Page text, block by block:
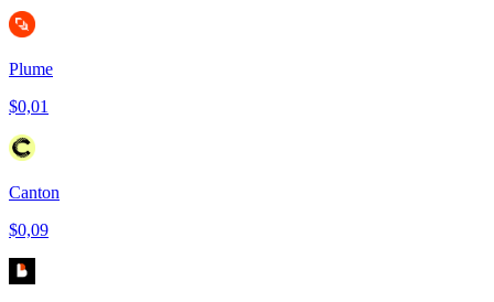
Plume
$0,01
Canton
$0,09